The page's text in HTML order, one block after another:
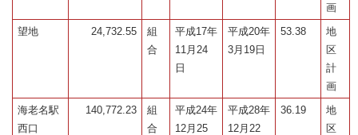
画
望地
24,732.55
組
合
平成17年
11月24
日
平成20年
3月19日
53.38
地
区
計
画
海老名駅
西口
140,772.23
組
合
平成24年
12月25
平成28年
12月22
36.19
地
区